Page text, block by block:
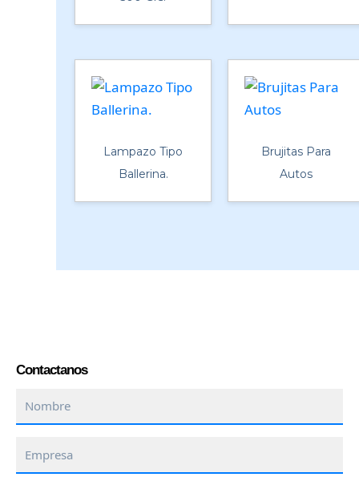
Lampazo Tipo
Ballerina.
Brujitas Para
Autos
Contactanos
Nombre